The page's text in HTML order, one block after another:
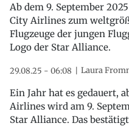
Ab dem 9. September
City Airlines zum
Flugzeuge der jungen
Logo der Star Alliance.
29.08.25 - 06:08 Laura
Ein Jahr hat es gedauert,
Airlines wird am 9.
Star Alliance. Das